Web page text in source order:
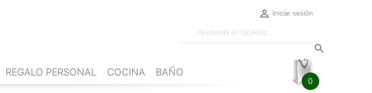
 Iniciar sesión

REGALO PERSONAL COCINA BAÑO
0